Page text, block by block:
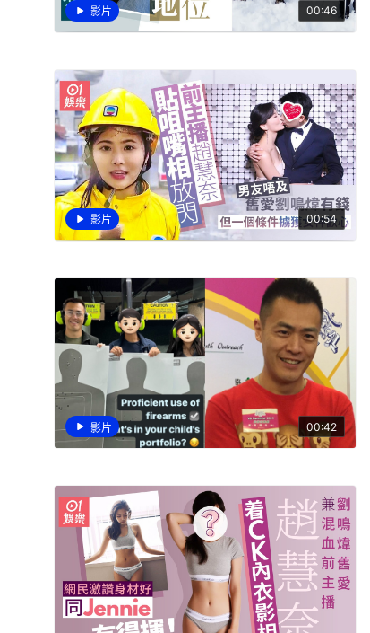
影片 00:46
影片 00:54
影片 00:42